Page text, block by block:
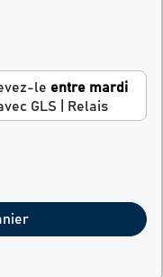
le entre mardi
GLS | Relais